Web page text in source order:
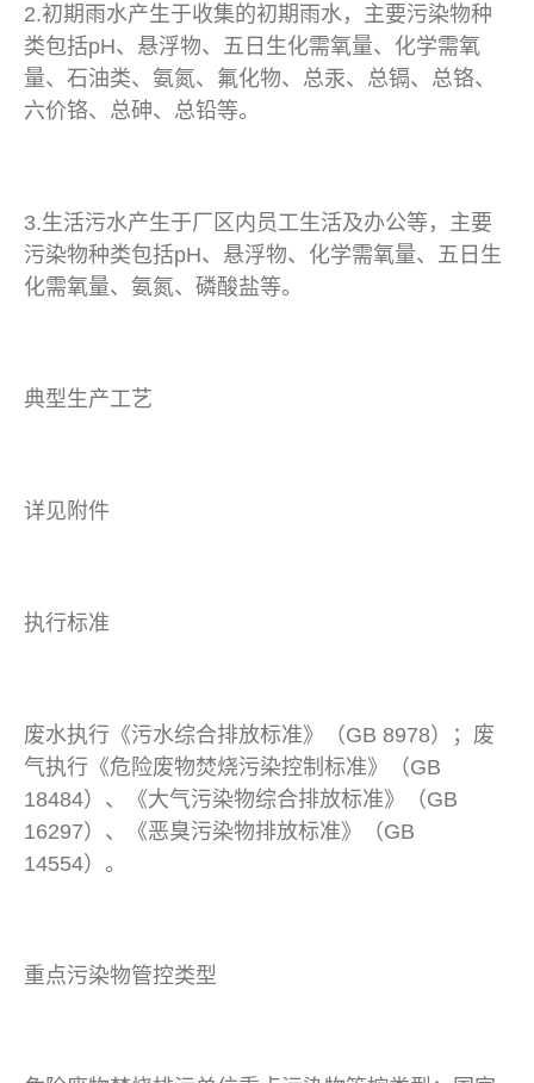
2.初期雨水产生于收集的初期雨水，主要污染物种
类包括pH、悬浮物、五日生化需氧量、化学需氧
量、石油类、氨氮、氟化物、总汞、总镉、总铬、
六价铬、总砷、总铅等。
3.生活污水产生于厂区内员工生活及办公等，主要
污染物种类包括pH、悬浮物、化学需氧量、五日生
化需氧量、氨氮、磷酸盐等。
典型生产工艺
详见附件
执行标准
废水执行《污水综合排放标准》（GB 8978）；废
气执行《危险废物焚烧污染控制标准》（GB
18484）、《大气污染物综合排放标准》（GB
16297）、《恶臭污染物排放标准》（GB
14554）。
重点污染物管控类型